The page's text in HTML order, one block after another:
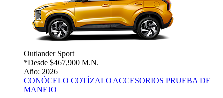
Outlander Sport
*Desde $467,900 M.N.
Año: 2026
CONÓCELO COTÍZALO ACCESORIOS PRUEBA DE
MANEJO